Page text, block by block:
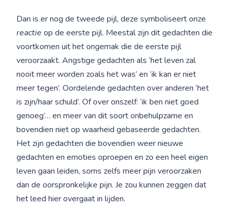
Dan is er nog de tweede pijl, deze symboliseert onze
reactie op de eerste pijl. Meestal zijn dit gedachten die
voortkomen uit het ongemak die de eerste pijl
veroorzaakt. Angstige gedachten als ‘het leven zal
nooit meer worden zoals het was’ en ‘ik kan er niet
meer tegen’. Oordelende gedachten over anderen ‘het
is zijn/haar schuld’. Of over onszelf: ‘ik ben niet goed
genoeg’… en meer van dit soort onbehulpzame en
bovendien niet op waarheid gebaseerde gedachten.
Het zijn gedachten die bovendien weer nieuwe
gedachten en emoties oproepen en zo een heel eigen
leven gaan leiden, soms zelfs meer pijn veroorzaken
dan de oorspronkelijke pijn. Je zou kunnen zeggen dat
het leed hier overgaat in lijden.